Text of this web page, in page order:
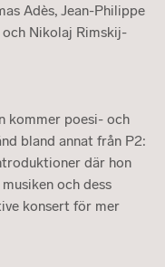
Adès, Jean-Philippe
och Nikolaj Rimskij-
kommer poesi- och
bland annat från P2:
där hon
och dess
konsert för mer